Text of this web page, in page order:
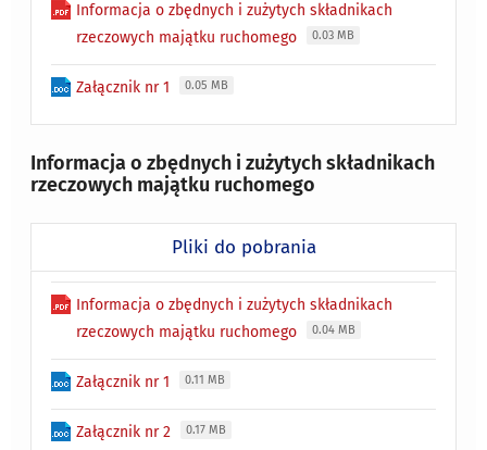
Informacja o zbędnych i zużytych składnikach
rzeczowych majątku ruchomego
0.03 MB
Załącznik nr 1 0.05 MB
Informacja o zbędnych i zużytych składnikach
rzeczowych majątku ruchomego
Pliki do pobrania
Informacja o zbędnych i zużytych składnikach
rzeczowych majątku ruchomego
0.04 MB
Załącznik nr 1 0.11 MB
Załącznik nr 2 0.17 MB